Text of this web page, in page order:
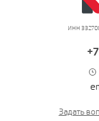
ИНН
Задать